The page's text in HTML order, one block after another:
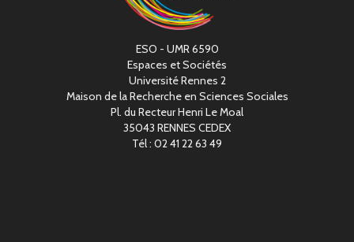
ESO - UMR 6590
Espaces et Sociétés
Université Rennes 2
Maison de la Recherche en Sciences Sociales
Pl. du Recteur Henri Le Moal
35043 RENNES CEDEX
Tél : 02 41 22 63 49